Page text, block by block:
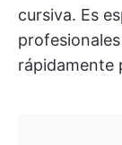
cursiva. Es
rápidamente